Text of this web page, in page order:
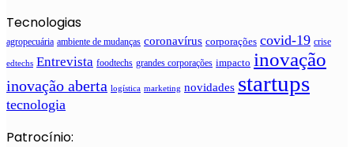
Tecnologias
agropecuária ambiente de mudanças coronavírus corporações covid-19 crise
edtechs Entrevista foodtechs grandes corporações impacto inovação
inovação aberta logística marketing novidades startups
tecnologia
Patrocínio: